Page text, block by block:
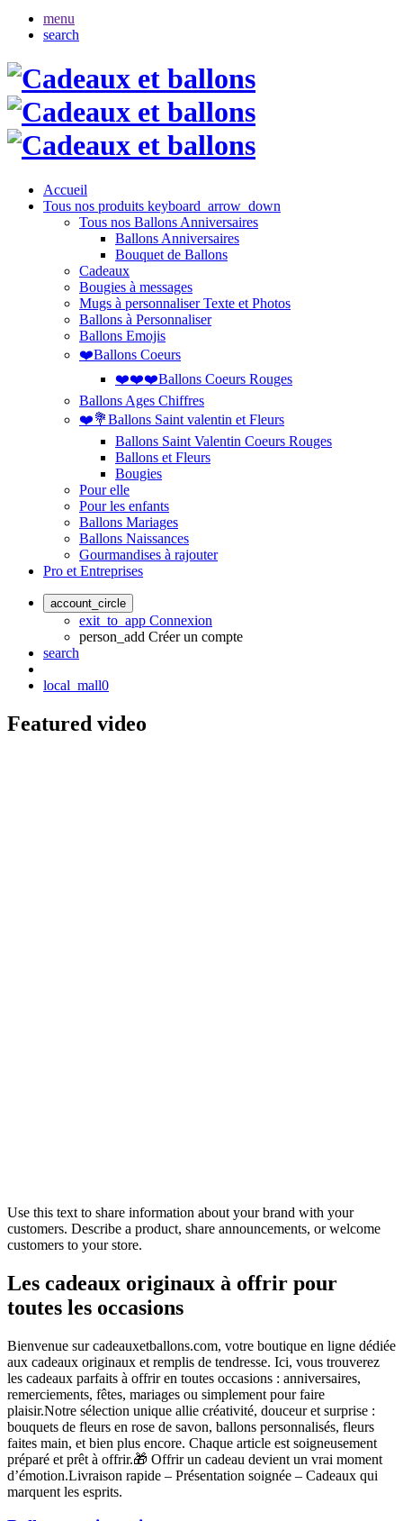
menu
search
Accueil
Tous nos produits keyboard_arrow_down
Tous nos Ballons Anniversaires
Ballons Anniversaires
Bouquet de Ballons
Cadeaux
Bougies à messages
Mugs à personnaliser Texte et Photos
Ballons à Personnaliser
Ballons Emojis
❤️Ballons Coeurs
❤️❤️❤️Ballons Coeurs Rouges
Ballons Ages Chiffres
❤️💐Ballons Saint valentin et Fleurs
Ballons Saint Valentin Coeurs Rouges
Ballons et Fleurs
Bougies
Pour elle
Pour les enfants
Ballons Mariages
Ballons Naissances
Gourmandises à rajouter
Pro et Entreprises
account_circle
exit_to_app Connexion
person_add Créer un compte
search
local_mall0
Featured video
Use this text to share information about your brand with your
customers. Describe a product, share announcements, or welcome
customers to your store.
Les cadeaux originaux à offrir pour
toutes les occasions
Bienvenue sur cadeauxetballons.com, votre boutique en ligne dédiée
aux cadeaux originaux et remplis de tendresse. Ici, vous trouverez
les cadeaux parfaits à offrir en toutes occasions : anniversaires,
remerciements, fêtes, mariages ou simplement pour faire
plaisir.Notre sélection unique allie créativité, douceur et surprise :
bouquets de fleurs en rose de savon, ballons personnalisés, fleurs
faites main, et bien plus encore. Chaque article est soigneusement
préparé et prêt à offrir.🎁 Offrir un cadeau devient un vrai moment
d’émotion.Livraison rapide – Présentation soignée – Cadeaux qui
marquent les esprits.